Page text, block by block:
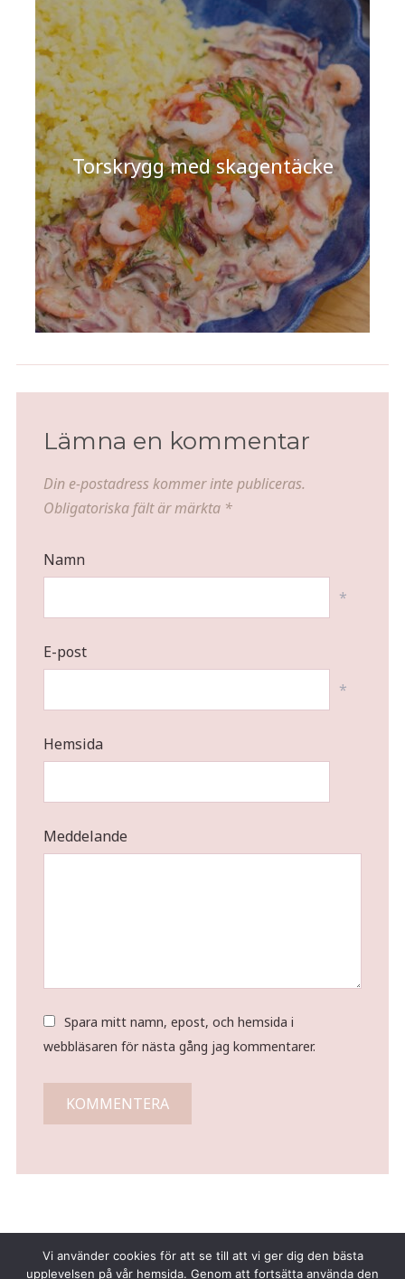
Torskrygg med skagentäcke
hoisinsås
Lämna en kommentar
Din e-postadress kommer inte publiceras.
Obligatoriska fält är märkta *
Namn
*
E-post
*
Hemsida
Meddelande
Spara mitt namn, epost, och hemsida i
webbläsaren för nästa gång jag kommentarer.
Vi använder cookies för att se till att vi ger dig den bästa
upplevelsen på vår hemsida. Genom att fortsätta använda den